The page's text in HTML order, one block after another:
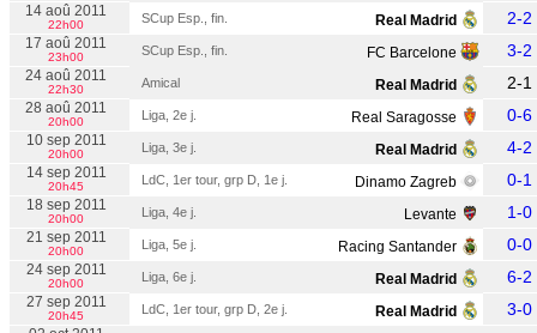
14 aoû 2011
22h00 SCup Esp., fin. Real Madrid 2-2
17 aoû 2011
23h00 SCup Esp., fin. FC Barcelone 3-2
24 aoû 2011
22h30 Amical Real Madrid 2-1
28 aoû 2011
20h00 Liga, 2e j. Real Saragosse 0-6
10 sep 2011
20h00 Liga, 3e j. Real Madrid 4-2
14 sep 2011
20h45 LdC, 1er tour, grp D, 1e j. Dinamo Zagreb 0-1
18 sep 2011
20h00 Liga, 4e j. Levante 1-0
21 sep 2011
20h00 Liga, 5e j. Racing Santander 0-0
24 sep 2011
20h00 Liga, 6e j. Real Madrid 6-2
27 sep 2011
20h45 LdC, 1er tour, grp D, 2e j. Real Madrid 3-0